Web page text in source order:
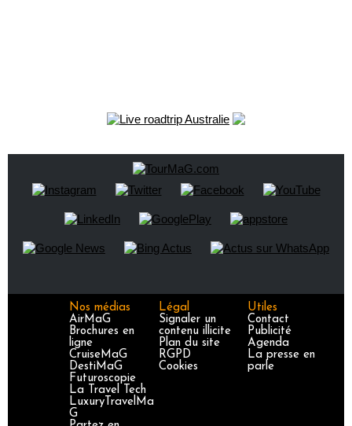
Nos médias
AirMaG
Brochures en
ligne
CruiseMaG
DestiMaG
Futuroscopie
La Travel Tech
LuxuryTravelMa
G
Légal
Signaler un
contenu illicite
Plan du site
RGPD
Cookies
Utiles
Contact
Publicité
Agenda
La presse en
parle